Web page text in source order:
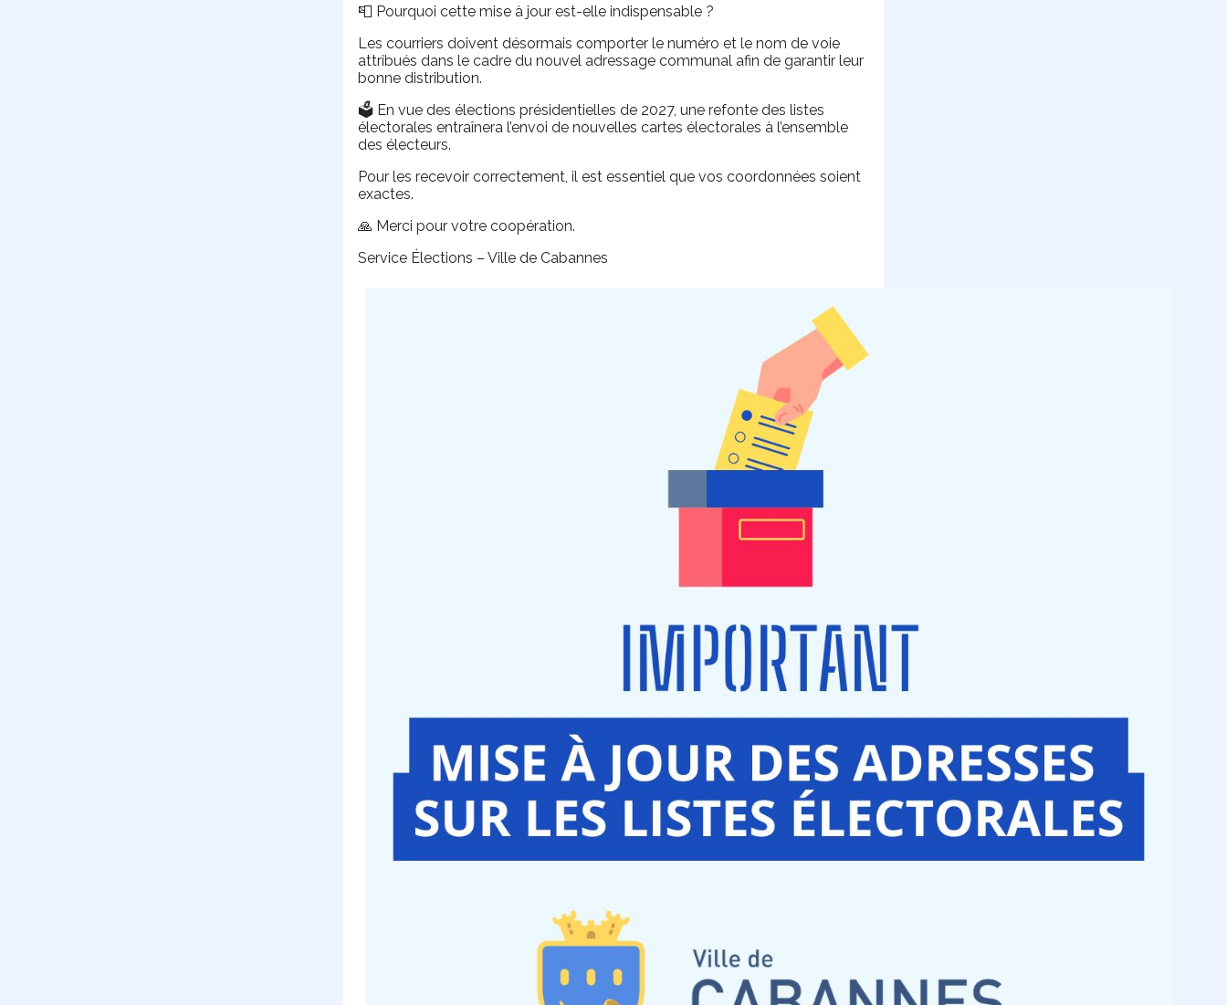
📮 Pourquoi cette mise à jour est-elle indispensable ?
Les courriers doivent désormais comporter le numéro et le nom de voie
attribués dans le cadre du nouvel adressage communal afin de garantir leur
bonne distribution.
🗳️ En vue des élections présidentielles de 2027, une refonte des listes
électorales entraînera l’envoi de nouvelles cartes électorales à l’ensemble
des électeurs.
Pour les recevoir correctement, il est essentiel que vos coordonnées soient
exactes.
🙏 Merci pour votre coopération.
Service Élections – Ville de Cabannes